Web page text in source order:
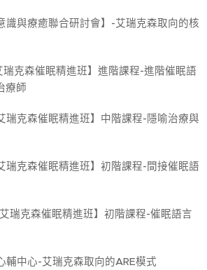
識與療癒聯合研討會】-艾瑞克森取向的核
瑞克森催眠精進班】進階課程-進階催眠語
療師
瑞克森催眠精進班】中階課程-隱喻治療與
瑞克森催眠精進班】初階課程-間接催眠語
瑞克森催眠精進班】初階課程-催眠語言
輔中心-艾瑞克森取向的ARE模式